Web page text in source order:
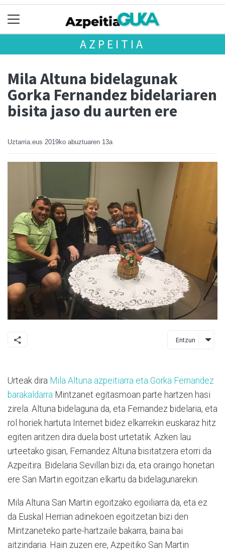
AZPEITIA
Mila Altuna bidelagunak
Gorka Fernandez bidelariaren
bisita jaso du aurten ere
Uztarria.eus 2019ko abuztuaren 13a
Entzun
Urteak dira Mila Altuna azpeitiarra eta Gorka Fernandez
barakaldarra Mintzanet egitasmoan parte hartzen hasi
zirela. Altuna bidelaguna da, eta Fernandez bidelaria, eta
rol horiek hartuta Internet bidez elkarrekin euskaraz hitz
egiten aritzen dira duela bost urtetatik. Azken lau
urteetako gisan, Fernandez Altuna bisitatzera etorri da
Azpeitira. Bidelaria Sevillan bizi da, eta oraingo honetan
ere San Martin egoitzan elkartu da bidelagunarekin.
Mila Altuna San Martin egoitzako egoiliarra da, eta ez
da Euskal Herrian adinekoen egoitzetan bizi den
Mintzaneteko parte-hartzaile bakarra, baina bai
aitzindaria. Hain zuzen ere, Azpeitiko San Martin